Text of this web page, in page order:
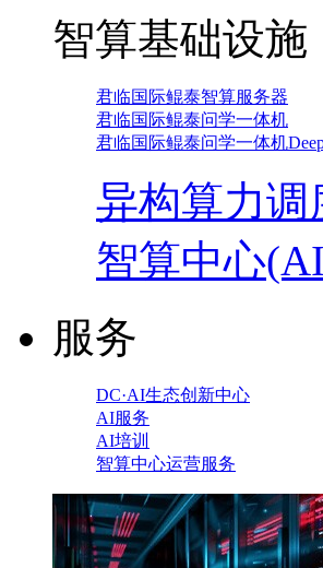
智算基础设施
君临国际鲲泰智算服务器
君临国际鲲泰问学一体机
君临国际鲲泰问学一体机
异构算力调
智算中心
服务
DC·AI生态创新中心
AI服务
AI培训
智算中心运营服务